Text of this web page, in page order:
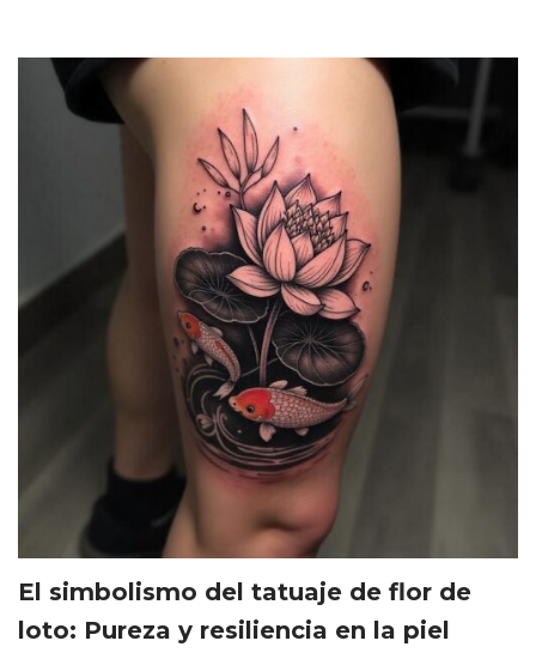
El simbolismo del tatuaje de flor de
loto: Pureza y resiliencia en la piel